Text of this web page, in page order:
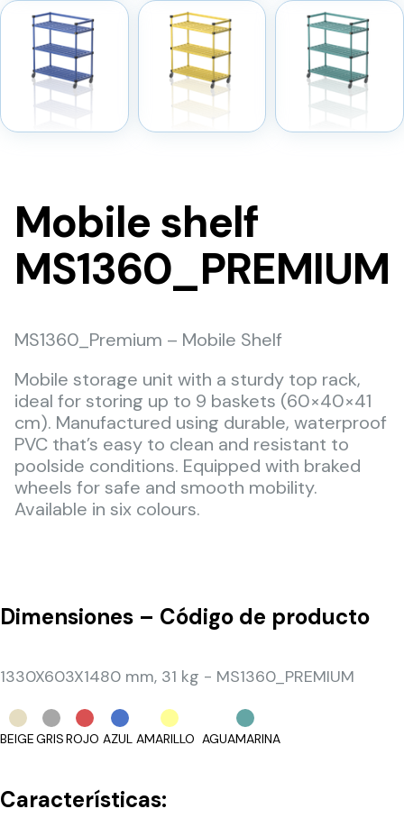
Mobile shelf
MS1360_PREMIUM
MS1360_Premium – Mobile Shelf
Mobile storage unit with a sturdy top rack,
ideal for storing up to 9 baskets (60×40×41
cm). Manufactured using durable, waterproof
PVC that’s easy to clean and resistant to
poolside conditions. Equipped with braked
wheels for safe and smooth mobility.
Available in six colours.
Dimensiones – Código de producto
1330X603X1480 mm, 31 kg - MS1360_PREMIUM
BEIGEGRISROJO AZUL AMARILLO AGUAMARINA
Características: